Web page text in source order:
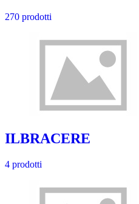
270 prodotti
ILBRACERE
4 prodotti